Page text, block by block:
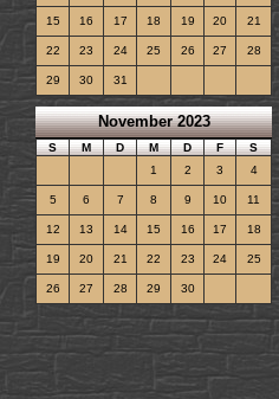
15 16 17 18 19 20 21
22 23 24 25 26 27 28
29 30 31
November 2023
S M D M D F
S
1
2 3 4
5 6 7 8 9 10 11
12 13 14 15 16 17 18
19 20 21 22 23 24 25
26 27 28 29 30